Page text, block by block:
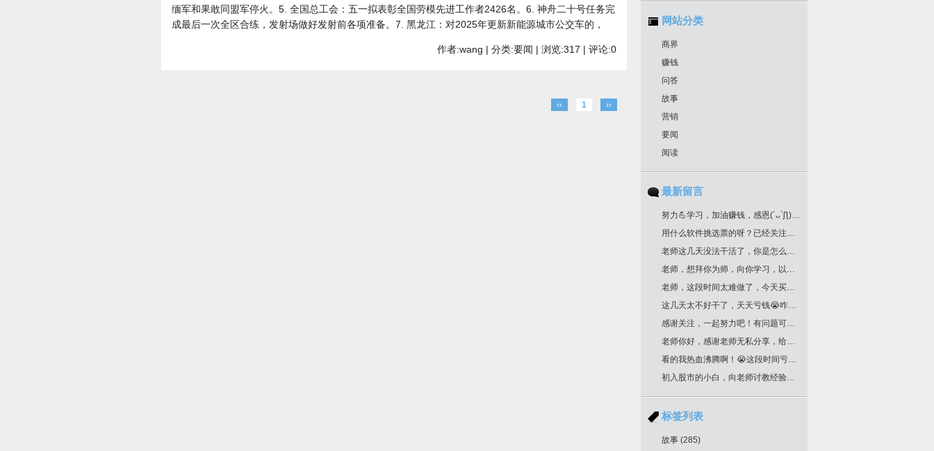
缅军和果敢同盟军停火。5. 全国总工会：五一拟表彰全国劳模先进工作者2426名。6. 神舟二十号任务完
成最后一次全区合练，发射场做好发射前各项准备。7. 黑龙江：对2025年更新新能源城市公交车的，
作者:wang | 分类:要闻 | 浏览:317 | 评论:0
‹‹ 1 ››
网站分类
商界
赚钱
问答
故事
营销
要闻
阅读
最新留言
努力💪学习，加油赚钱，感恩(´ᴗ`ʃƪ)老师分享干货
用什么软件挑选票的呀？已经关注您很久了！
老师这几天没法干活了，你是怎么挑选票票的？
老师，想拜你为师，向你学习，以邮箱联系你了，请回复为盼。
老师，这段时间太难做了，今天买明天跌，老师文中作业，是不是最后一根k线是卖点，前一根k线是买点？不知道对不对？请多多指教！
这几天太不好干了，天天亏钱😭咋办老师
感谢关注，一起努力吧！有问题可以留言
老师你好，感谢老师无私分享，给你邮箱留言了哈，我要学习交易技术课程！一定给我回复哈
看的我热血沸腾啊！😭这段时间亏惨了
初入股市的小白，向老师讨教经验！收藏了
标签列表
故事 (285)